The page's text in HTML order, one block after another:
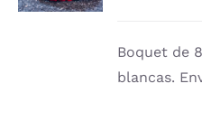
DETALLES
Boquet de
blancas.